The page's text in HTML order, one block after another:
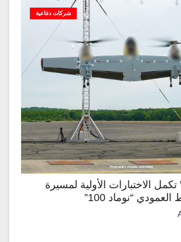
شركات دفاعية
الاختبارات الأولية لمسيرة
العمودي “نوماد 100”